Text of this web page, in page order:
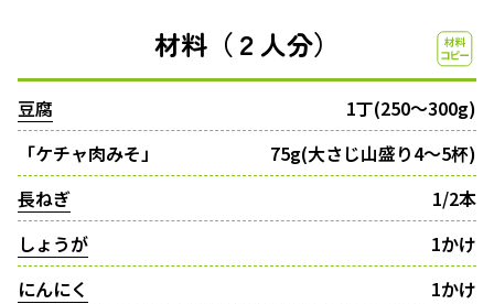
材料（２人分）
豆腐
1丁(250〜300g)
「ケチャ肉みそ」
75g(大さじ山盛り4〜5杯)
長ねぎ
1/2本
しょうが
1かけ
にんにく
1かけ